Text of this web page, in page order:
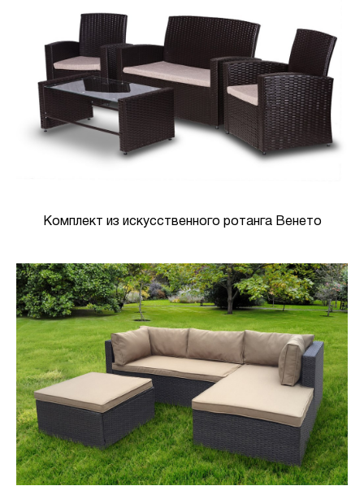
Комплект из искусственного ротанга Венето